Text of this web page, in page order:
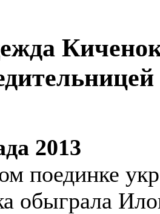
2013
поединке
обыграла